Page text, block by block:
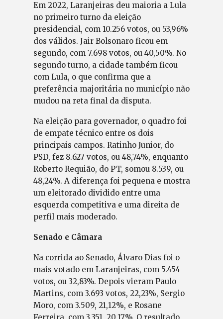
Em 2022, Laranjeiras deu maioria a Lula
no primeiro turno da eleição
presidencial, com 10.256 votos, ou 53,96%
dos válidos. Jair Bolsonaro ficou em
segundo, com 7.698 votos, ou 40,50%. No
segundo turno, a cidade também ficou
com Lula, o que confirma que a
preferência majoritária no município não
mudou na reta final da disputa.
Na eleição para governador, o quadro foi
de empate técnico entre os dois
principais campos. Ratinho Junior, do
PSD, fez 8.627 votos, ou 48,74%, enquanto
Roberto Requião, do PT, somou 8.539, ou
48,24%. A diferença foi pequena e mostra
um eleitorado dividido entre uma
esquerda competitiva e uma direita de
perfil mais moderado.
Senado e Câmara
Na corrida ao Senado, Álvaro Dias foi o
mais votado em Laranjeiras, com 5.454
votos, ou 32,83%. Depois vieram Paulo
Martins, com 3.693 votos, 22,23%, Sergio
Moro, com 3.509, 21,12%, e Rosane